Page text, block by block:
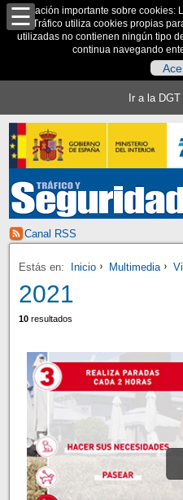
Información importante sobre cookies:
de Tráfico utiliza cookies propias
utilizadas no contienen ningún tipo
continua navegando
Ir a la DGT
Canal RSS
Estás en: Inicio Multimedia
2021
10resultados